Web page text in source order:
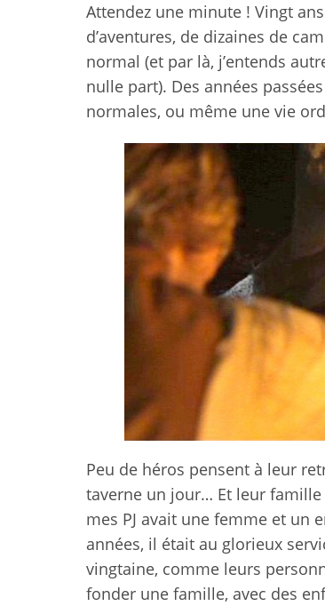
Attendez une minute ! Vingt
d’aventures, de dizaines de
normal (et par là, j’entends
nulle part). Des années
normales, ou même une vie
Peu de héros pensent à leur
taverne un jour… Et leur famille
mes PJ avait une femme et un
années, il était au glorieux
vingtaine, comme leurs
fonder une famille, avec des